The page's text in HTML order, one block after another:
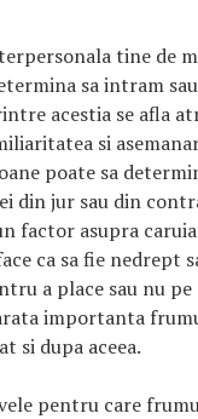
tine de
sa intram
acestia se afla
si
poate sa
din jur sau din
factor asupra
ca sa fie nedrept
a place sau nu pe
importanta
si dupa aceea.
pentru care